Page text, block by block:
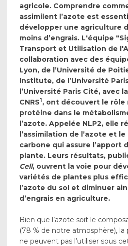
agricole. Comprendre
assimilent l’azote est
développer une agriculture
moins d’engrais. L'équipe
Transport et Utilisation de
collaboration avec des
Lyon, de l’Université de
Institute, de l’Université
l’Université Paris Cité, avec
CNRS1, ont découvert le rôle
protéine dans le
l’azote. Appelée NLP2, elle
l’assimilation de l’azote et
carbone qui assure l’apport
plante. Leurs résultats,
Cell, ouvrent la voie pour
variétés de plantes plus
l’azote du sol et diminuer
d’engrais en agriculture.
Bien que l’azote soit le
(78 % de notre atmosphère), la
ne peuvent pas l’utiliser sous